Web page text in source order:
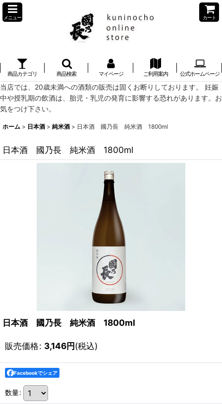
メニュー カート
商品カテゴリ 商品検索 マイページ ご利用案内 公式ホームページ
当店では、20歳未満への酒類の販売は固くお断りしております。 妊娠
中や授乳期の飲酒は、胎児・乳児の発育に影響する恐れがあります。お
気をつけ下さい。
ホーム > 日本酒 > 純米酒 > 日本酒 國乃長 純米酒 1800ml
日本酒 國乃長 純米酒 1800ml
日本酒 國乃長 純米酒 1800ml
販売価格: 3,146円(税込)
Facebookでシェア
数量: